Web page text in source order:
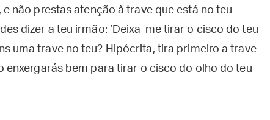
não prestas atenção à trave que está no teu
dizer a teu irmão: ‘Deixa-me tirar o cisco do teu
uma trave no teu? Hipócrita, tira primeiro a trave
enxergarás bem para tirar o cisco do olho do teu